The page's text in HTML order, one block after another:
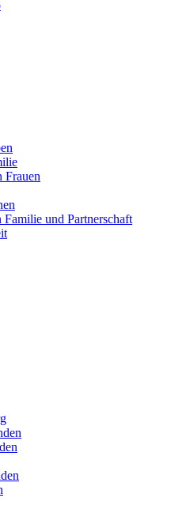
Frauen
und Partnerschaft